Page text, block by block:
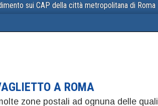
sui CAP della città metropolitana di Roma
A ROMA
zone postali ad ognuna delle quali